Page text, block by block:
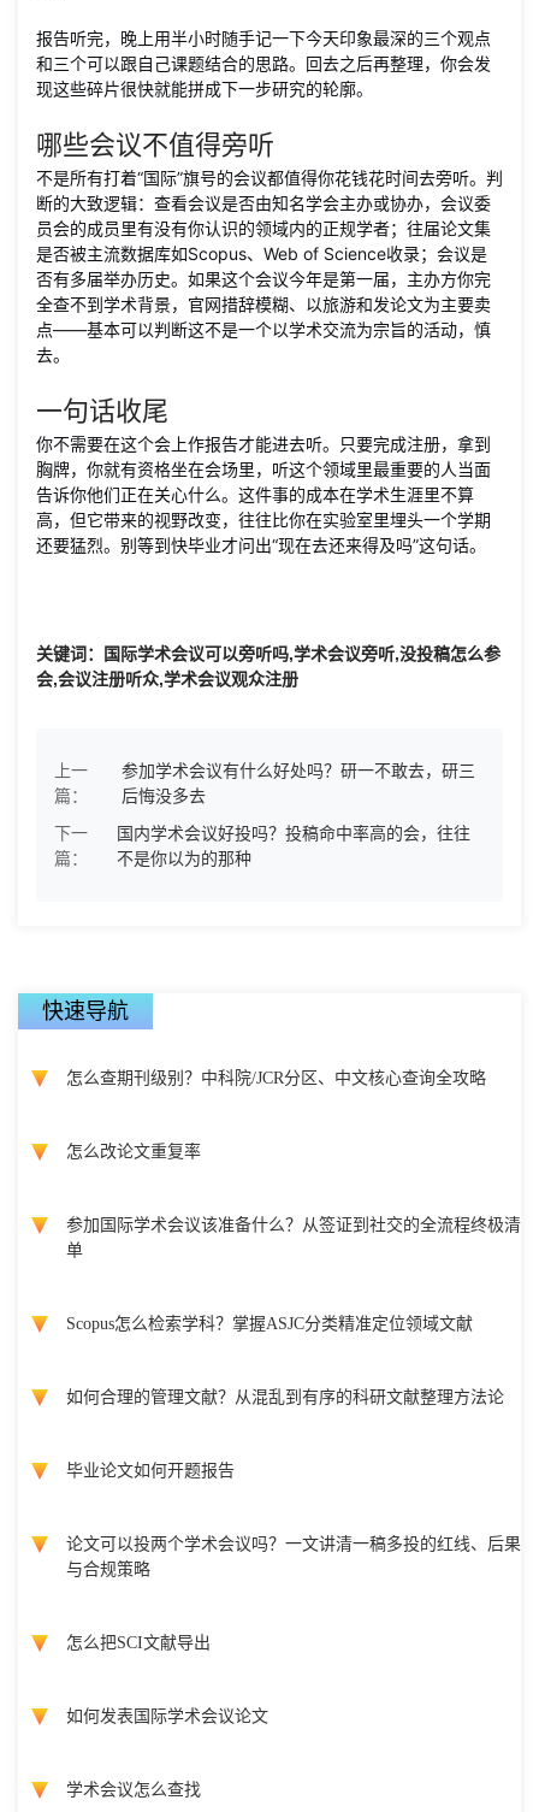
报告听完，晚上用半小时随手记一下今天印象最深的三个观点
和三个可以跟自己课题结合的思路。回去之后再整理，你会发
现这些碎片很快就能拼成下一步研究的轮廓。
哪些会议不值得旁听
不是所有打着“国际”旗号的会议都值得你花钱花时间去旁听。判
断的大致逻辑：查看会议是否由知名学会主办或协办，会议委
员会的成员里有没有你认识的领域内的正规学者；往届论文集
是否被主流数据库如Scopus、Web of Science收录；会议是
否有多届举办历史。如果这个会议今年是第一届，主办方你完
全查不到学术背景，官网措辞模糊、以旅游和发论文为主要卖
点——基本可以判断这不是一个以学术交流为宗旨的活动，慎
去。
一句话收尾
你不需要在这个会上作报告才能进去听。只要完成注册，拿到
胸牌，你就有资格坐在会场里，听这个领域里最重要的人当面
告诉你他们正在关心什么。这件事的成本在学术生涯里不算
高，但它带来的视野改变，往往比你在实验室里埋头一个学期
还要猛烈。别等到快毕业才问出“现在去还来得及吗”这句话。
关键词：国际学术会议可以旁听吗,学术会议旁听,没投稿怎么参
会,会议注册听众,学术会议观众注册
上一
篇：
参加学术会议有什么好处吗？研一不敢去，研三
后悔没多去
下一
篇：
国内学术会议好投吗？投稿命中率高的会，往往
不是你以为的那种
快速导航
怎么查期刊级别？中科院/JCR分区、中文核心查询全攻略
怎么改论文重复率
参加国际学术会议该准备什么？从签证到社交的全流程终极清
单
Scopus怎么检索学科？掌握ASJC分类精准定位领域文献
如何合理的管理文献？从混乱到有序的科研文献整理方法论
毕业论文如何开题报告
论文可以投两个学术会议吗？一文讲清一稿多投的红线、后果
与合规策略
怎么把SCI文献导出
如何发表国际学术会议论文
学术会议怎么查找